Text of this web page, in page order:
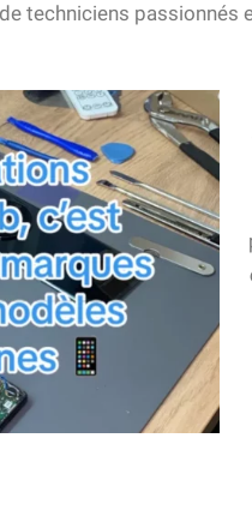
techniciens passionnés